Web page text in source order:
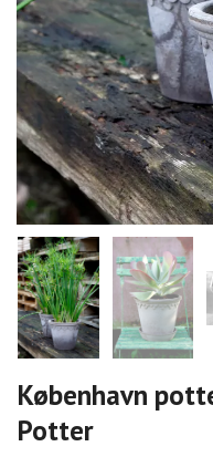
København
Potter